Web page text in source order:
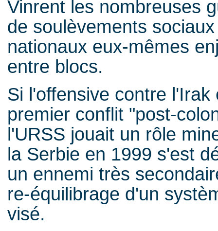
Vinrent les nombreuses
de soulèvements
nationaux eux-mêmes
entre blocs.
Si l'offensive contre
premier conflit "post-
l'URSS jouait un rôle
la Serbie en 1999 s'est
un ennemi très
re-équilibrage d'un
visé.